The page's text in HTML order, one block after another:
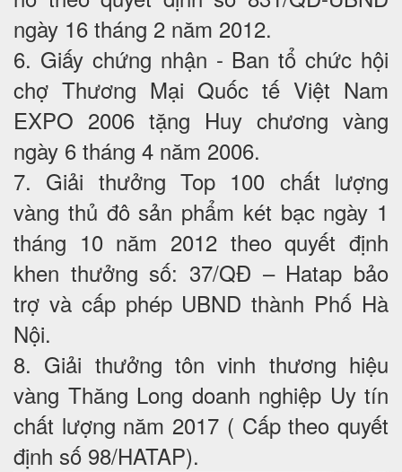
ngày 16 tháng 2 năm 2012.
6. Giấy chứng nhận - Ban tổ chức hội
chợ Thương Mại Quốc tế Việt Nam
EXPO 2006 tặng Huy chương vàng
ngày 6 tháng 4 năm 2006.
7. Giải thưởng Top 100 chất lượng
vàng thủ đô sản phẩm két bạc ngày 1
tháng 10 năm 2012 theo quyết định
khen thưởng số: 37/QĐ – Hatap bảo
trợ và cấp phép UBND thành Phố Hà
Nội.
8. Giải thưởng tôn vinh thương hiệu
vàng Thăng Long doanh nghiệp Uy tín
chất lượng năm 2017 ( Cấp theo quyết
định số 98/HATAP).